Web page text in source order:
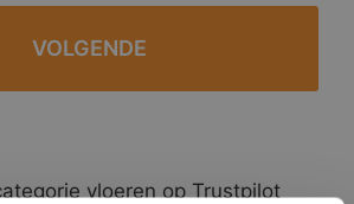
vloeren op Trustpilot